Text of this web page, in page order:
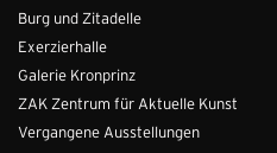
Burg und Zitadelle
Exerzierhalle
Galerie Kronprinz
ZAK Zentrum für Aktuelle Kunst
Vergangene Ausstellungen